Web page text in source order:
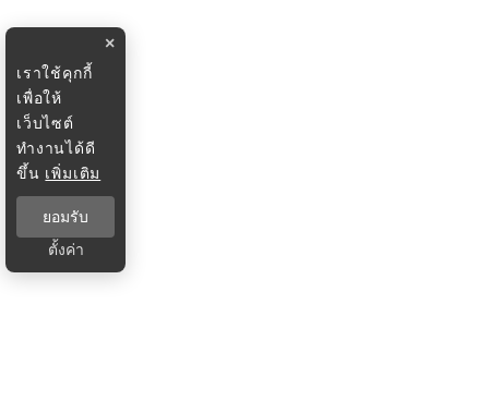
×
เราใช้คุกกี้
เพื่อให้
เว็บไซต์
ทำงานได้ดี
ขึ้น เพิ่มเติม
ยอมรับ
ตั้งค่า